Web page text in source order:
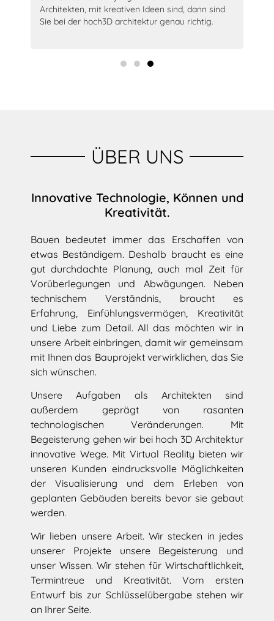
Architekten, mit kreativen Ideen sind, dann sind
Sie bei der hoch3D architektur genau richtig.
ÜBER UNS
Innovative Technologie, Können und
Kreativität.
Bauen bedeutet immer das Erschaffen von
etwas Beständigem. Deshalb braucht es eine
gut durchdachte Planung, auch mal Zeit für
Vorüberlegungen und Abwägungen. Neben
technischem Verständnis, braucht es
Erfahrung, Einfühlungsvermögen, Kreativität
und Liebe zum Detail. All das möchten wir in
unsere Arbeit einbringen, damit wir gemeinsam
mit Ihnen das Bauprojekt verwirklichen, das Sie
sich wünschen.
Unsere Aufgaben als Architekten sind
außerdem geprägt von rasanten
technologischen Veränderungen. Mit
Begeisterung gehen wir bei hoch 3D Architektur
innovative Wege. Mit Virtual Reality bieten wir
unseren Kunden eindrucksvolle Möglichkeiten
der Visualisierung und dem Erleben von
geplanten Gebäuden bereits bevor sie gebaut
werden.
Wir lieben unsere Arbeit. Wir stecken in jedes
unserer Projekte unsere Begeisterung und
unser Wissen. Wir stehen für Wirtschaftlichkeit,
Termintreue und Kreativität. Vom ersten
Entwurf bis zur Schlüsselübergabe stehen wir
an Ihrer Seite.